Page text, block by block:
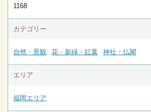
1168
カテゴリー
自然・景観 花・新緑・紅葉 神社・仏閣
エリア
福岡エリア